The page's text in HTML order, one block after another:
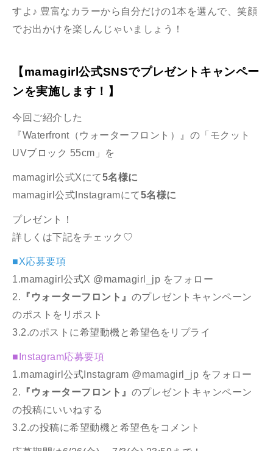
すよ♪ 豊富なカラーから自分だけの1本を選んで、笑顔
でお出かけを楽しんじゃいましょう！
【mamagirl公式SNSでプレゼントキャンペー
ンを実施します！】
今回ご紹介した
『Waterfront（ウォーターフロント）』の「モクット
UVブロック 55cm」
を
mamagirl公式Xにて5名様に
mamagirl公式Instagramにて5名様に
プレゼント！
詳しくは下記をチェック♡
■X応募要項
1.mamagirl公式X @mamagirl_jp をフォロー
2. 『ウォーターフロント』 のプレゼントキャンペーン
のポストをリポスト
3.2.のポストに希望動機と希望色をリプライ
■Instagram応募要項
1.mamagirl公式Instagram @mamagirl_jp をフォロー
2. 『ウォーターフロント』 のプレゼントキャンペーン
の投稿にいいねする
3.2.の投稿に希望動機と希望色をコメント